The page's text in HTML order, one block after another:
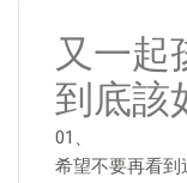
又一起
到底該
01、
希望不要再看